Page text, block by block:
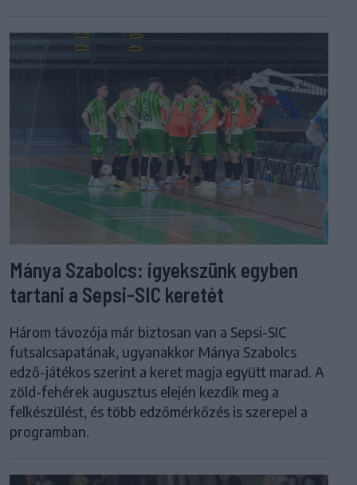
Mánya Szabolcs: igyekszünk egyben
tartani a Sepsi-SIC keretét
Három távozója már biztosan van a Sepsi-SIC
futsalcsapatának, ugyanakkor Mánya Szabolcs
edző-játékos szerint a keret magja együtt marad. A
zöld-fehérek augusztus elején kezdik meg a
felkészülést, és több edzőmérkőzés is szerepel a
programban.